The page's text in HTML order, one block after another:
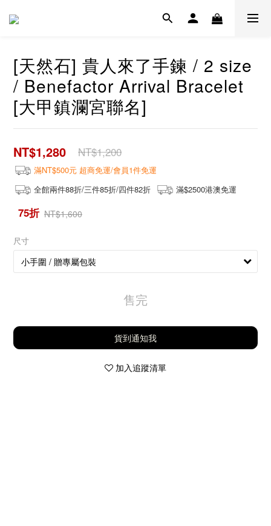
[天然石] 貴人來了手鍊 / 2 size
/ Benefactor Arrival Bracelet
[大甲鎮瀾宮聯名]
NT$1,280 NT$1,200
滿NT$500元 超商免運/會員1件免運
全館兩件88折/三件85折/四件82折
滿$2500港澳免運
75折 NT$1,600
尺寸
售完
貨到通知我
加入追蹤清單